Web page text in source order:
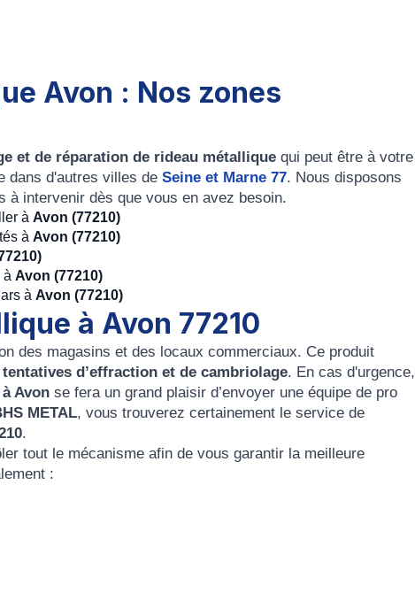
Avon : Nos zones
et de réparation de rideau métallique qui peut être à votre
dans d'autres villes de Seine et Marne 77. Nous disposons
à intervenir dès que vous en avez besoin.
à Avon (77210)
à Avon (77210)
à Avon (77210)
à Avon (77210)
à Avon 77210
des magasins et des locaux commerciaux. Ce produit
tentatives d’effraction et de cambriolage. En cas d'urgence,
Avon se fera un grand plaisir d’envoyer une équipe de pro
METAL, vous trouverez certainement le service de
.
tout le mécanisme afin de vous garantir la meilleure
: